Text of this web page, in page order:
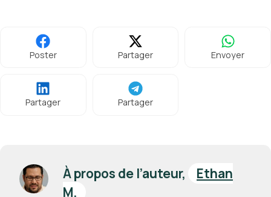
Poster Partager Envoyer
Partager Partager
À propos de l’auteur,
Ethan
M.